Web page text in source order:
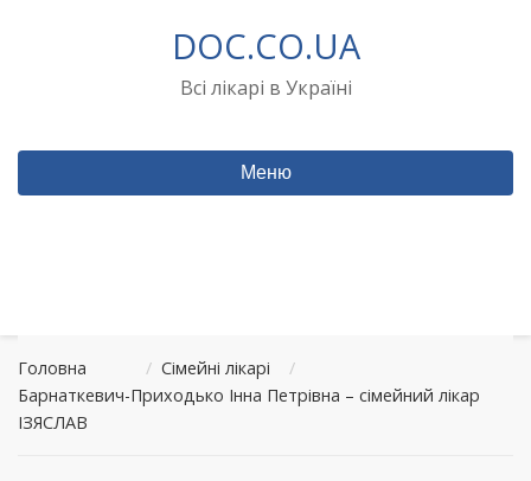
DOC.CO.UA
Всі лікарі в Україні
Меню
Головна / Сімейні лікарі
/
Барнаткевич-Приходько Інна Петрівна – сімейний лікар
ІЗЯСЛАВ